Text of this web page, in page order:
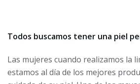
Todos buscamos tener una piel
Las mujeres cuando realizamos la
estamos al día de los mejores